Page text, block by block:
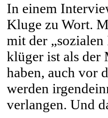
In einem
Kluge zu Wort.
mit der
klüger ist als der
haben, auch vor
werden
verlangen. Und